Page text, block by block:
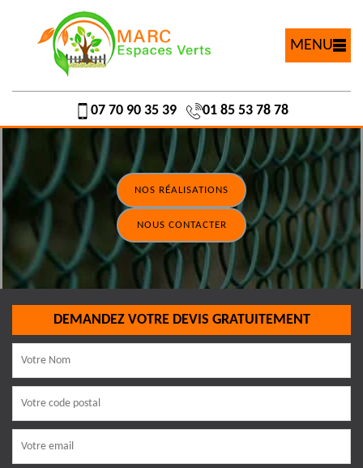
MENU
07 70 90 35 39 01 85 53 78 78
NOS RÉALISATIONS
NOUS CONTACTER
DEMANDEZ VOTRE DEVIS GRATUITEMENT